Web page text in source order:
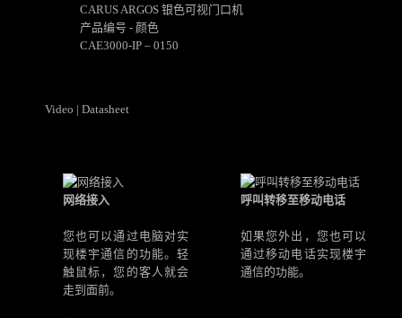
CARUS ARGOS 银色可视门口机
产品编号 - 颜色
CAE3000-IP – 0150
Video | Datasheet
网络接入
您也可以通过电脑对实
现楼宇通信的功能。轻
触鼠标，您的客人就会
走到面前。
呼叫转移至移动电话
如果您外出，您也可以
通过移动电话实现楼宇
通信的功能。